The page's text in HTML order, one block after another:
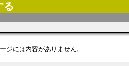
る
ジには内容がありません。